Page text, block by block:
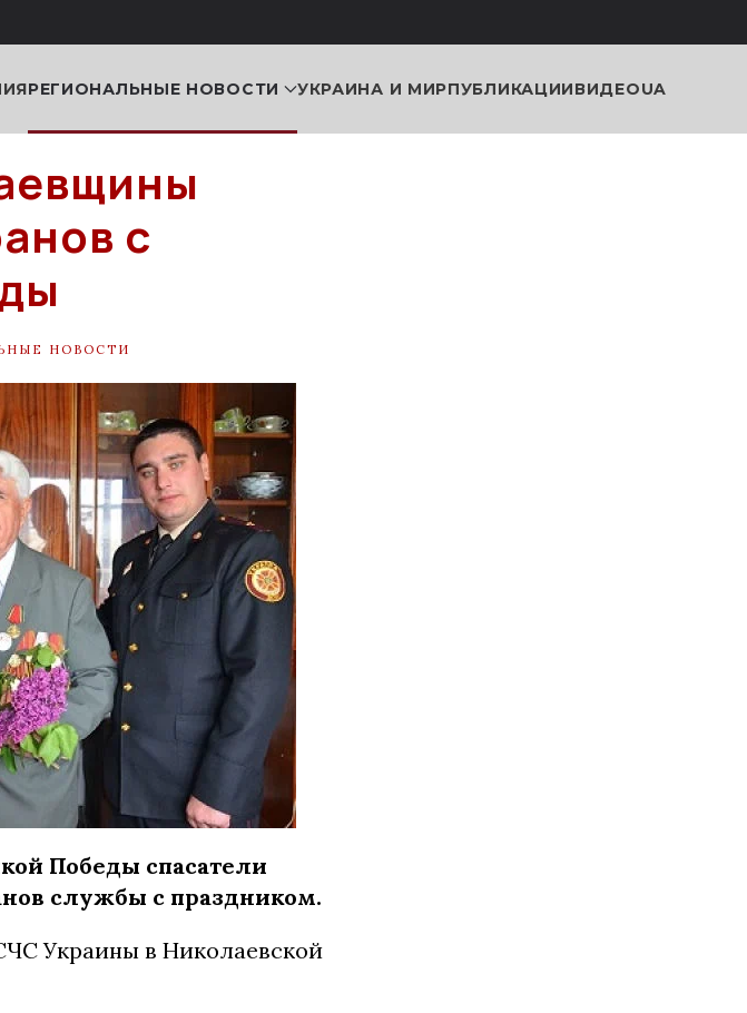
РЕГИОНАЛЬНЫЕ НОВОСТИ УКРАИНА И МИРПУБЛИКАЦИИВИДЕОUA
с
НОВОСТИ
Победы спасатели
службы с праздником.
Украины в Николаевской